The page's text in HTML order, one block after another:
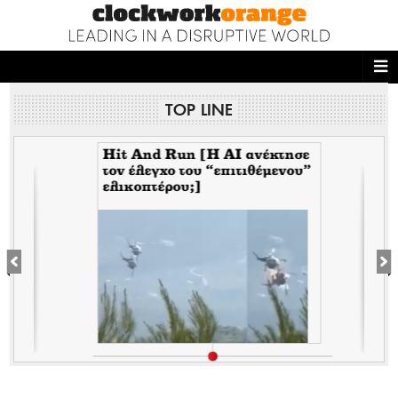
NEWS DESK
MAGAZINE
TOP LINE
Hit And Run [H ΑΙ ανέκτησε
τον έλεγχο του “επιτιθέμενου”
ελικοπτέρου;]